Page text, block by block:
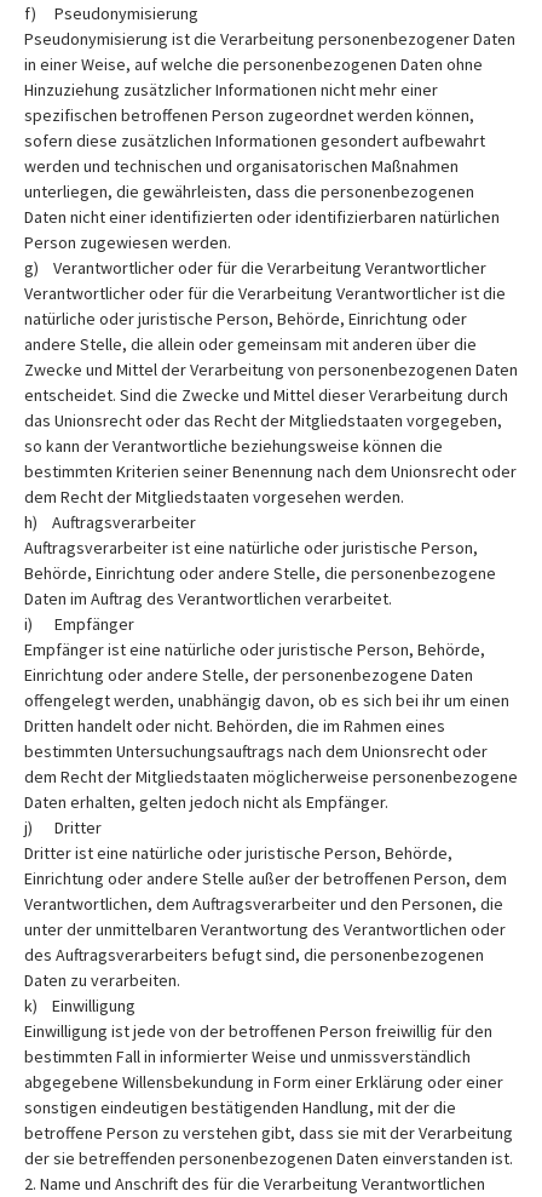
f) Pseudonymisierung
Pseudonymisierung ist die Verarbeitung personenbezogener Daten
in einer Weise, auf welche die personenbezogenen Daten ohne
Hinzuziehung zusätzlicher Informationen nicht mehr einer
spezifischen betroffenen Person zugeordnet werden können,
sofern diese zusätzlichen Informationen gesondert aufbewahrt
werden und technischen und organisatorischen Maßnahmen
unterliegen, die gewährleisten, dass die personenbezogenen
Daten nicht einer identifizierten oder identifizierbaren natürlichen
Person zugewiesen werden.
g) Verantwortlicher oder für die Verarbeitung Verantwortlicher
Verantwortlicher oder für die Verarbeitung Verantwortlicher ist die
natürliche oder juristische Person, Behörde, Einrichtung oder
andere Stelle, die allein oder gemeinsam mit anderen über die
Zwecke und Mittel der Verarbeitung von personenbezogenen Daten
entscheidet. Sind die Zwecke und Mittel dieser Verarbeitung durch
das Unionsrecht oder das Recht der Mitgliedstaaten vorgegeben,
so kann der Verantwortliche beziehungsweise können die
bestimmten Kriterien seiner Benennung nach dem Unionsrecht oder
dem Recht der Mitgliedstaaten vorgesehen werden.
h) Auftragsverarbeiter
Auftragsverarbeiter ist eine natürliche oder juristische Person,
Behörde, Einrichtung oder andere Stelle, die personenbezogene
Daten im Auftrag des Verantwortlichen verarbeitet.
i) Empfänger
Empfänger ist eine natürliche oder juristische Person, Behörde,
Einrichtung oder andere Stelle, der personenbezogene Daten
offengelegt werden, unabhängig davon, ob es sich bei ihr um einen
Dritten handelt oder nicht. Behörden, die im Rahmen eines
bestimmten Untersuchungsauftrags nach dem Unionsrecht oder
dem Recht der Mitgliedstaaten möglicherweise personenbezogene
Daten erhalten, gelten jedoch nicht als Empfänger.
j) Dritter
Dritter ist eine natürliche oder juristische Person, Behörde,
Einrichtung oder andere Stelle außer der betroffenen Person, dem
Verantwortlichen, dem Auftragsverarbeiter und den Personen, die
unter der unmittelbaren Verantwortung des Verantwortlichen oder
des Auftragsverarbeiters befugt sind, die personenbezogenen
Daten zu verarbeiten.
k) Einwilligung
Einwilligung ist jede von der betroffenen Person freiwillig für den
bestimmten Fall in informierter Weise und unmissverständlich
abgegebene Willensbekundung in Form einer Erklärung oder einer
sonstigen eindeutigen bestätigenden Handlung, mit der die
betroffene Person zu verstehen gibt, dass sie mit der Verarbeitung
der sie betreffenden personenbezogenen Daten einverstanden ist.
2. Name und Anschrift des für die Verarbeitung Verantwortlichen